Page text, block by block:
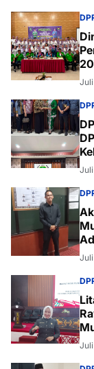
Juli
Juli
Juli
Juli